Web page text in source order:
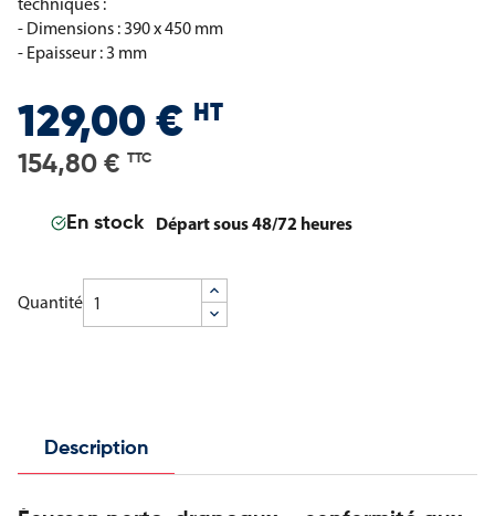
- Dimensions : 390 x 450 mm
- Epaisseur : 3 mm
129,00 € HT
154,80 € TTC
En stock Départ sous 48/72 heures
Quantité
Description